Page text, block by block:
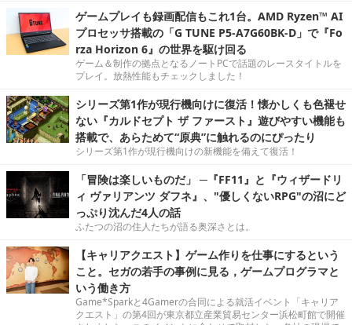
ゲームプレイも録画配信もこれ1台。AMD Ryzen™ AI
プロセッサ搭載の「G TUNE P5-A7G60BK-D」で『Fo
rza Horizon 6』の世界を駆け回る
ゲーム＆制作の拠点となるノートPCで話題のレースタイトルを
プレイ。放熱性能もチェックしました！
シリーズ第1作が現行機向けに復活！懐かしくも色褪せ
ない『カルドセプト ザ ファースト』遊びやすい機能も
搭載で、あらためて“原典”に触れるのにぴったり
シリーズ第1作が現行機向けの新機能を備えて復活！
「冒険は楽しいものだ」 ─『FF11』と『ウィザードリ
ィ ヴァリアンツ ダフネ』、"優しくないRPG"の沼にど
っぷり沈んだ4人の話
ふたつの沼の住人たちが語る奥深さとは。
【キャリアクエスト】ゲーム作りを仕事にするという
こと。セガの若手の事例に見る，ゲームプログラマと
いう働き方
Game*Sparkと4Gamerの合同による就活イベント「キャリア
クエスト」の第4回が東京都立産業貿易センター浜松町館で開催